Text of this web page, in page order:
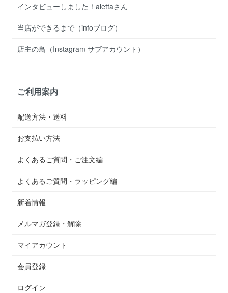
インタビューしました！aiettaさん
当店ができるまで（infoブログ）
店主の鳥（Instagram サブアカウント）
ご利用案内
配送方法・送料
お支払い方法
よくあるご質問・ご注文編
よくあるご質問・ラッピング編
新着情報
メルマガ登録・解除
マイアカウント
会員登録
ログイン